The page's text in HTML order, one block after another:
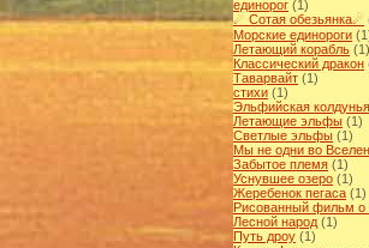
единорог (1)
☄ Cотая обезьянка☄
Морские единороги
Летающий корабль (1)
Классический дракон
Таварвайт (1)
стихи (1)
Эльфийская колдунья
Летающие эльфы (1)
Светлые эльфы (1)
Мы не одни во
Забытое племя (1)
Уснувшее озеро (1)
Жеребенок пегаса (1)
Рисованный фильм о
Лесной народ (1)
Путь дроу (1)